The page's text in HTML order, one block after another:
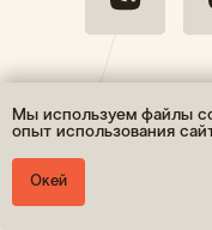
Мы используем файлы
опыт использования
Окей